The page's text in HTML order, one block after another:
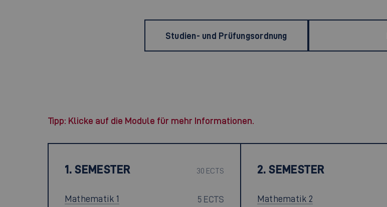
Studien- und Prüfungsordnung
Tipp: Klicke auf die Module für mehr Informationen.
1. SEMESTER 30 ECTS
Mathematik 1 5 ECTS
2. SEMESTER
Mathematik 2